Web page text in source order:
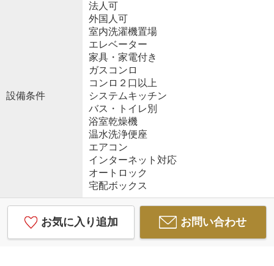
設備条件
法人可
外国人可
室内洗濯機置場
エレベーター
家具・家電付き
ガスコンロ
コンロ２口以上
システムキッチン
バス・トイレ別
浴室乾燥機
温水洗浄便座
エアコン
インターネット対応
オートロック
宅配ボックス
お気に入り追加 お問い合わせ